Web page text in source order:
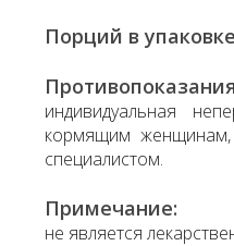
Порций в
индивидуальная
кормящим женщинам,
специалистом.
Примечание:
не является